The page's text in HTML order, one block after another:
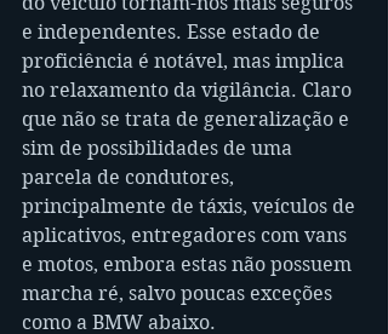
e independentes. Esse estado de
proficiência é notável, mas implica
no relaxamento da vigilância. Claro
que não se trata de generalização e
sim de possibilidades de uma
parcela de condutores,
principalmente de táxis, veículos de
aplicativos, entregadores com vans
e motos, embora estas não possuem
marcha ré, salvo poucas exceções
como a BMW abaixo.